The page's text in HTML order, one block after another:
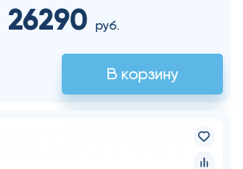
26290 руб.
В корзину